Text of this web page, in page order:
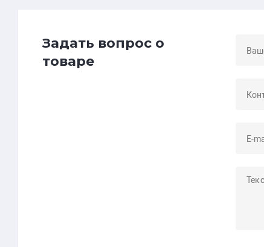
Задать вопрос о
товаре